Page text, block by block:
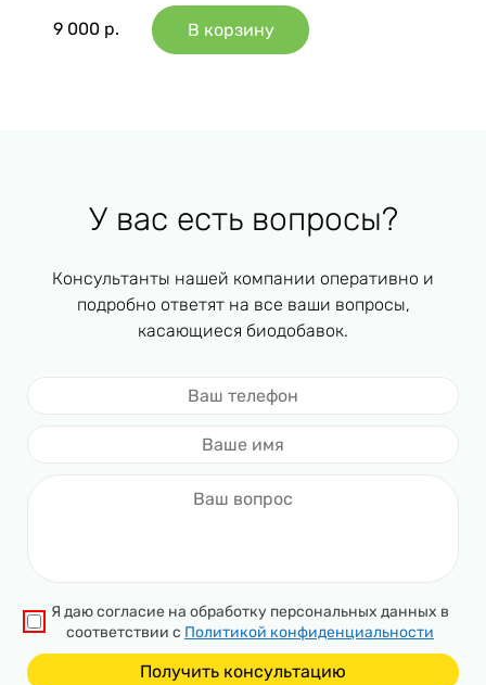
9 000 р. В корзину
У вас есть вопросы?
Консультанты нашей компании оперативно и
подробно ответят на все ваши вопросы,
касающиеся биодобавок.
Я даю согласие на обработку персональных данных в
соответствии с Политикой конфиденциальности